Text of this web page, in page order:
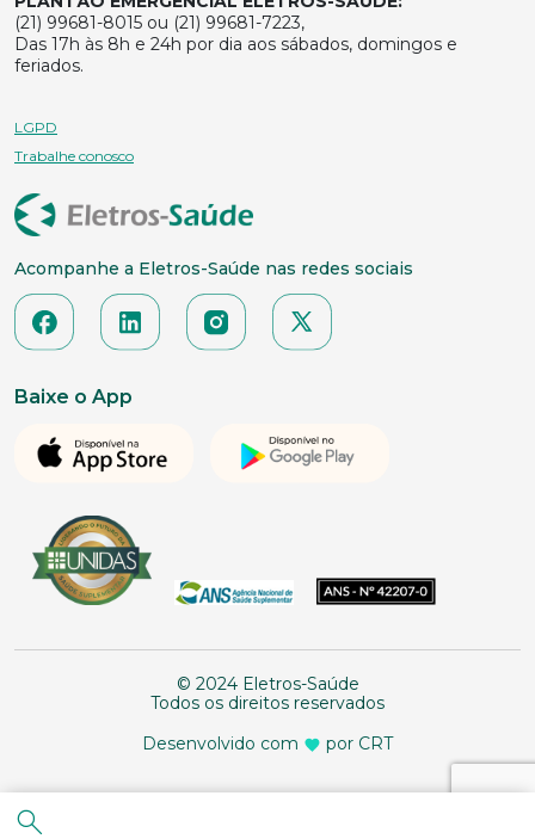
(21) 99681-8015 ou (21) 99681-7223,
Das 17h às 8h e 24h por dia aos sábados, domingos e
feriados.
LGPD
Trabalhe conosco
Acompanhe a Eletros-Saúde nas redes sociais
Baixe o App
© 2024 Eletros-Saúde
Todos os direitos reservados
Desenvolvido com
por CRT